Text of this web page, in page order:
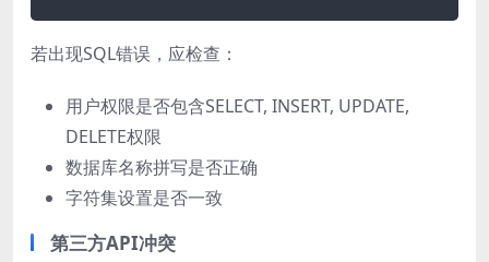
若出现SQL错误，应检查：
用户权限是否包含SELECT, INSERT, UPDATE,
DELETE权限
数据库名称拼写是否正确
字符集设置是否一致
第三方API冲突